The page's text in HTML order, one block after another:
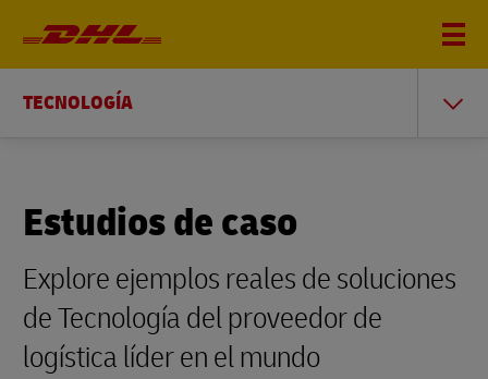
TECNOLOGÍA
Estudios de caso
Explore ejemplos reales de soluciones
de Tecnología del proveedor de
logística líder en el mundo